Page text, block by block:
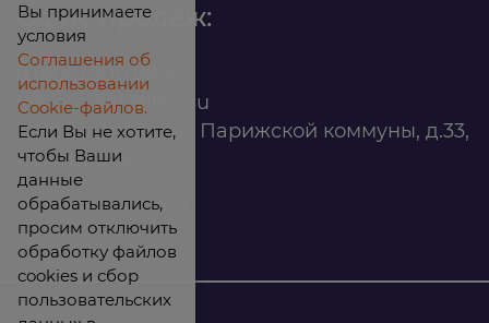
Офис продаж:
infomarket@ilan.su
г. Красноярск, ул. Парижской коммуны, д.33,
помещ. 302
ИНН: 2465263327
Вы принимаете
условия
Соглашения об
использовании
Cookie-файлов.
Если Вы не хотите,
чтобы Ваши
данные
обрабатывались,
просим отключить
обработку файлов
cookies и сбор
пользовательских